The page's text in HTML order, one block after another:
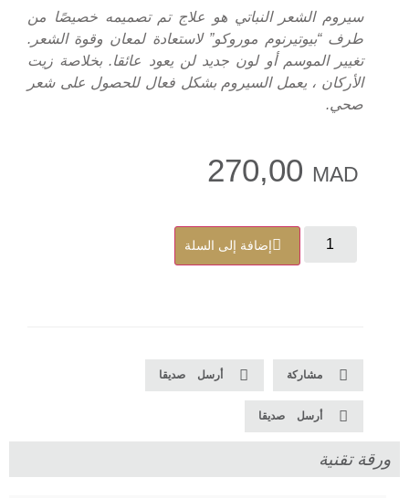
سيروم الشعر النباتي هو علاج تم تصميمه خصيصًا من
طرف “بيوتيرنوم موروكو” لاستعادة لمعان وقوة الشعر.
تغيير الموسم أو لون جديد لن يعود عائقا. بخلاصة زيت
الأركان ، يعمل السيروم بشكل فعال للحصول على شعر
صحي.
270,00 MAD
إضافة إلى السلة
مشاركة أرسل صديقا
أرسل صديقا
ورقة تقنية